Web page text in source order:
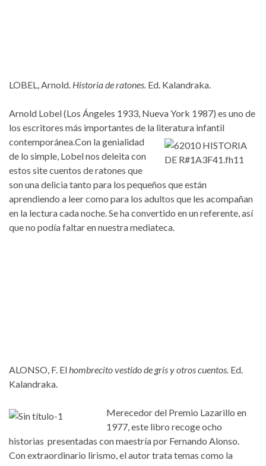
LOBEL, Arnold. Historia de ratones. Ed. Kalandraka.
Arnold Lobel (Los Ángeles 1933, Nueva York 1987) es uno de
los escritores más importantes de la literatura infantil
contemporánea.Con la genialidad
de lo simple, Lobel nos deleita con
estos site cuentos de ratones que
son una delicia tanto para los pequeños que están
aprendiendo a leer como para los adultos que les acompañan
en la lectura cada noche. Se ha convertido en un referente, así
que no podía faltar en nuestra mediateca.
ALONSO, F. Elhombrecito vestido de gris y otros cuentos. Ed.
Kalandraka.
Merecedor del Premio Lazarillo en
1977, este libro recoge ocho
historias presentadas con maestría por Fernando Alonso.
Con extraordinario lirismo, el autor trata temas como la